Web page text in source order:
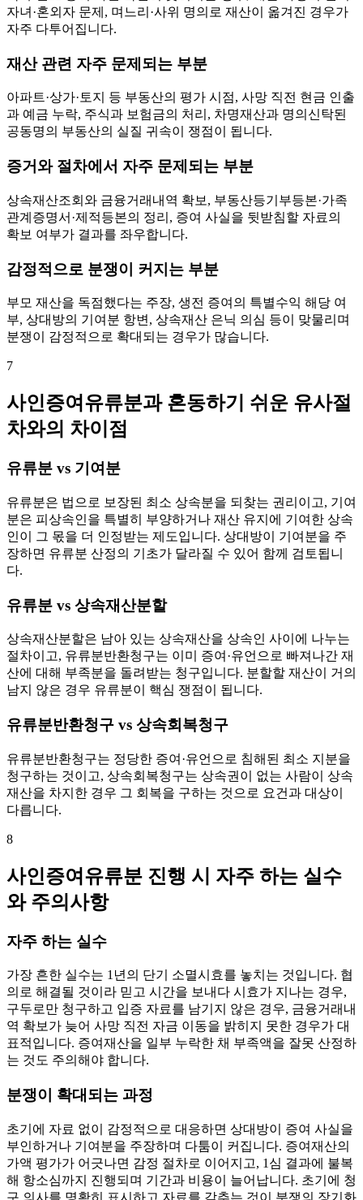
자녀·혼외자 문제, 며느리·사위 명의로 재산이 옮겨진 경우가
자주 다투어집니다.
재산 관련 자주 문제되는 부분
아파트·상가·토지 등 부동산의 평가 시점, 사망 직전 현금 인출
과 예금 누락, 주식과 보험금의 처리, 차명재산과 명의신탁된
공동명의 부동산의 실질 귀속이 쟁점이 됩니다.
증거와 절차에서 자주 문제되는 부분
상속재산조회와 금융거래내역 확보, 부동산등기부등본·가족
관계증명서·제적등본의 정리, 증여 사실을 뒷받침할 자료의
확보 여부가 결과를 좌우합니다.
감정적으로 분쟁이 커지는 부분
부모 재산을 독점했다는 주장, 생전 증여의 특별수익 해당 여
부, 상대방의 기여분 항변, 상속재산 은닉 의심 등이 맞물리며
분쟁이 감정적으로 확대되는 경우가 많습니다.
7
사인증여유류분과 혼동하기 쉬운 유사절
차와의 차이점
유류분 vs 기여분
유류분은 법으로 보장된 최소 상속분을 되찾는 권리이고, 기여
분은 피상속인을 특별히 부양하거나 재산 유지에 기여한 상속
인이 그 몫을 더 인정받는 제도입니다. 상대방이 기여분을 주
장하면 유류분 산정의 기초가 달라질 수 있어 함께 검토됩니
다.
유류분 vs 상속재산분할
상속재산분할은 남아 있는 상속재산을 상속인 사이에 나누는
절차이고, 유류분반환청구는 이미 증여·유언으로 빠져나간 재
산에 대해 부족분을 돌려받는 청구입니다. 분할할 재산이 거의
남지 않은 경우 유류분이 핵심 쟁점이 됩니다.
유류분반환청구 vs 상속회복청구
유류분반환청구는 정당한 증여·유언으로 침해된 최소 지분을
청구하는 것이고, 상속회복청구는 상속권이 없는 사람이 상속
재산을 차지한 경우 그 회복을 구하는 것으로 요건과 대상이
다릅니다.
8
사인증여유류분 진행 시 자주 하는 실수
와 주의사항
자주 하는 실수
가장 흔한 실수는 1년의 단기 소멸시효를 놓치는 것입니다. 협
의로 해결될 것이라 믿고 시간을 보내다 시효가 지나는 경우,
구두로만 청구하고 입증 자료를 남기지 않은 경우, 금융거래내
역 확보가 늦어 사망 직전 자금 이동을 밝히지 못한 경우가 대
표적입니다. 증여재산을 일부 누락한 채 부족액을 잘못 산정하
는 것도 주의해야 합니다.
분쟁이 확대되는 과정
초기에 자료 없이 감정적으로 대응하면 상대방이 증여 사실을
부인하거나 기여분을 주장하며 다툼이 커집니다. 증여재산의
가액 평가가 어긋나면 감정 절차로 이어지고, 1심 결과에 불복
해 항소심까지 진행되며 기간과 비용이 늘어납니다. 초기에 청
구 의사를 명확히 표시하고 자료를 갖추는 것이 분쟁의 장기화